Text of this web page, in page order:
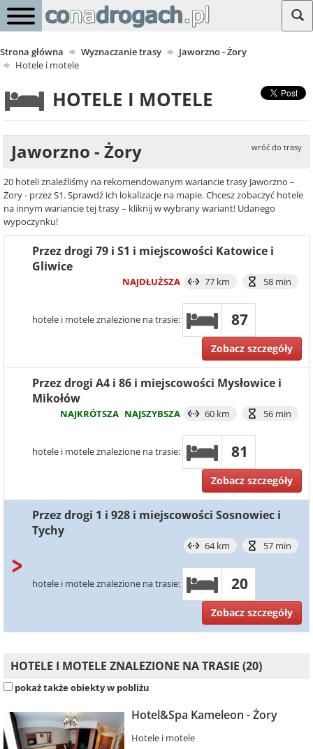
Strona główna Wyznaczanie trasy
Jaworzno - Żory
Hotele i motele
HOTELE I MOTELE
Jaworzno - Żory wróć do trasy
20 hoteli znaleźliśmy na rekomendowanym wariancie trasy Jaworzno –
Żory - przez S1. Sprawdź ich lokalizacje na mapie. Chcesz zobaczyć hotele
na innym wariancie tej trasy – kliknij w wybrany wariant! Udanego
wypoczynku!
Przez drogi 79 i S1 i miejscowości Katowice i
Gliwice
NAJDŁUŻSZA 77 km 58 min
hotele i motele znalezione na trasie: 87
Zobacz szczegóły
Przez drogi A4 i 86 i miejscowości Mysłowice i
Mikołów
NAJKRÓTSZA NAJSZYBSZA 60 km 56 min
hotele i motele znalezione na trasie: 81
Zobacz szczegóły
Przez drogi 1 i 928 i miejscowości Sosnowiec i
Tychy
64 km 57 min
hotele i motele znalezione na trasie: 20
Zobacz szczegóły
HOTELE I MOTELE ZNALEZIONE NA TRASIE (20)
pokaż także obiekty w pobliżu
Hotel&Spa Kameleon - Żory
Hotele i motele